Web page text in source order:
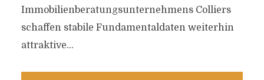
Immobilienberatungsunternehmens Colliers
schaffen stabile Fundamentaldaten weiterhin
attraktive...